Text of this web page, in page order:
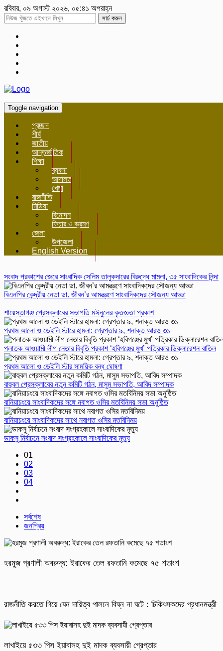
রবিবার, ০৯ অগাস্ট ২০২৬, ০৫:৪১ অপরাহ্ন
সার্চ করুন
Toggle navigation
প্রচ্ছদ
শীর্ষ
জাতীয়
আন্তর্জাতিক
শিক্ষা
ব্যবসা
আদালত
খেলা
রাজনীতি
মিডিয়া
বিনোদন
ফিচার ও ভ্রমণ
জেলা
উপজেলা
English Version
সংবাদ প্রকাশের জেরে সাংবাদিক সেলিম তালুকদারের বিরুদ্ধে মামলা, ৩৫ সাংবাদিকের নিন্দা
বিএনপির কেন্দ্রীয় নেতা ডা. জীবন’র আমন্ত্রণে সাংবাদিকদের সৌজন্য আড্ডা
শায়েস্তাগঞ্জ প্রেসক্লাবের সভাপতি মঈনুলের কৃতজ্ঞতা প্রকাশ
প্রথম আলো ও ডেইলি স্টারে হামলা: গ্রেপ্তার ৯, শনাক্ত আরও ৩১
পলাতক আওয়ামী লীগ নেতার বিবৃতি প্রকাশ ‘হবিগঞ্জের মুখ’ পত্রিকার ডিক্লারেশন বাতিল
প্রথম আলো ও ডেইলি স্টার সাময়িক বন্ধ ঘোষণা
বাহুবল প্রেসক্লাবের নতুন কমিটি গঠন, মাসুম সভাপতি, আবিদ সম্পাদক
বানিয়াচংয়ে সাংবাদিকদের সঙ্গে নবাগত ওসির মতবিনিময় সভা অনুষ্ঠিত
বানিয়াচংয়ে সাংবাদিকদের সাথে নবাগত ওসির মতবিনিময়
ডাকসু নির্বাচনে সংবাদ সংগ্রহকালে সাংবাদিকের মৃত্যু
01
02
03
04
সর্বশেষ
জনপ্রিয়
হরমুজ প্রণালী অবরুদ্ধ: ইরাকের তেল রফতানি কমেছে ৭৫ শতাংশ
রাজনীতি করতে গিয়ে যেন দায়িত্ব পালনে বিঘ্ন না ঘটে : চিকিৎসকদের প্রধানমন্ত্রী
লাখাইয়ে ৫৩৩ পিস ইয়াবাসহ দুই মাদক ব্যবসায়ী গ্রেপ্তার